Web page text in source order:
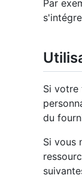
Par
Si votre
du
Si vous